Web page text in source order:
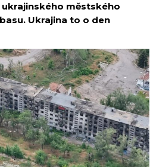
městského
Ukrajina to o den